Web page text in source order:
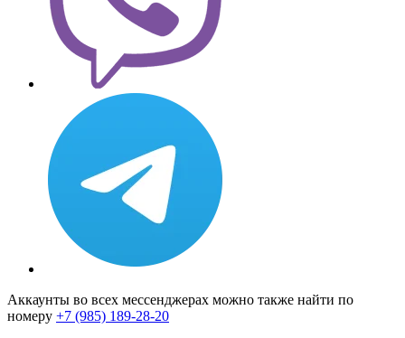
Аккаунты во всех мессенджерах можно также найти по
номеру +7 (985) 189-28-20